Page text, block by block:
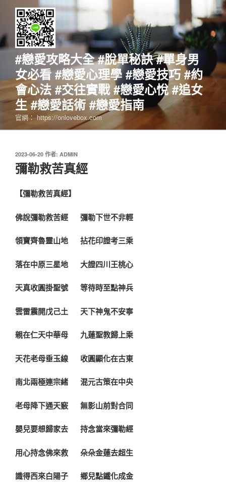
要
#戀愛攻略大全 #脫單秘訣 #單身男
女必看 #戀愛心理學 #戀愛技巧 #約
會心法 #交往實戰 #戀愛心悅 #追女
生 #戀愛話術 #戀愛指南
官網： https://onlovebox.com
發
佈
於
2023-06-20 作者: ADMIN
彌勒救苦真經
【彌勒救苦真經】
佛說彌勒救苦經 彌勒下世不非輕
領寶齊魯靈山地 拈花印證考三乘
落在中原三星地 大證四川王桃心
天真收圓掛聖號 等待時至點神兵
雲雷震開戊己土 天下神鬼不安寧
親在仁天中華母 九蓮聖教歸上乘
天花老母垂玉線 收圓顯化在古東
南北兩極連宗緒 混元古策在中央
老母降下通天竅 無影山前對合同
嬰兒要想歸家去 持念當來彌勒經
用心持念佛來救 朵朵金蓮去超生
識得西來白陽子 鄉兒點鐵化成金